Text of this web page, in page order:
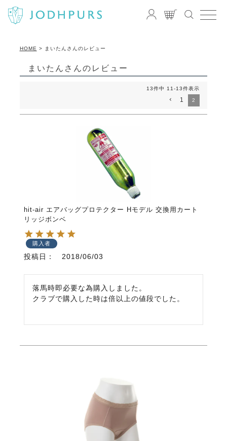
HOME まいたんさんのレビュー
まいたんさんのレビュー
13件中 11-13件表示
1 2
hit-air エアバッグプロテクター Hモデル 交換用カート
リッジボンベ
購入者
投稿日 2018/06/03
落馬時即必要な為購入しました。
クラブで購入した時は倍以上の値段でした。